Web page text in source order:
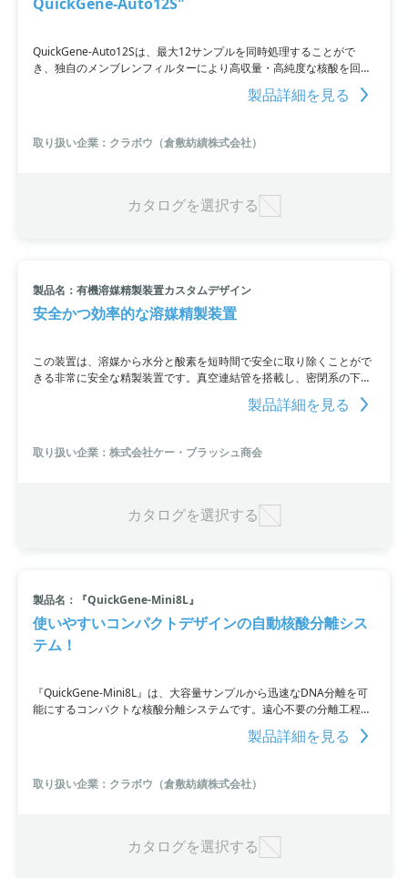
QuickGene-Auto12Sは、最大12サンプルを同時処理することがで
き、独自のメンブレンフィルターにより高収量・高純度な核酸を回収
することができます。遠心を必要とせず、12連同時駆動の液体ハンド
リングシステムが採用され、自動的なスピード処理が可能です。さら
間を減らすとともに、コンタミネーションリスクを低減しています。
多様なサンプルからDNA/RNAを効率的に分離するため、幅広いアプ
製品詳細を見る
取り扱い企業：クラボウ（倉敷紡績株式会社）
カタログを選択する
製品名：有機溶媒精製装置カスタムデザイン
安全かつ効率的な溶媒精製装置
この装置は、溶媒から水分と酸素を短時間で安全に取り除くことがで
きる非常に安全な精製装置です。真空連結管を搭載し、密閉系の下で
溶媒の調合ができます。精製した溶媒は、数PPM以下の酸素と水分に
なります（溶媒の種類による）。さらに、イノベーティブテクノロジ
可能です。耐火性キャビネットでの供給もEN-14470-1に準拠して行
われます。
製品詳細を見る
取り扱い企業：株式会社ケー・ブラッシュ商会
カタログを選択する
製品名：『QuickGene-Mini8L』
使いやすいコンパクトデザインの自動核酸分離シス
テム！
『QuickGene-Mini8L』は、大容量サンプルから迅速なDNA分離を可
能にするコンパクトな核酸分離システムです。遠心不要の分離工程に
より、作業効率の向上を実現。最大2mlのサンプルから、8検体まで同
時に処理が可能です。小型で軽量、持ち運びも容易なデバイスなの
ンで少量・多検体タイプに切り替えることもでき、さまざまなサンプ
ルに対応可能です。
製品詳細を見る
取り扱い企業：クラボウ（倉敷紡績株式会社）
カタログを選択する